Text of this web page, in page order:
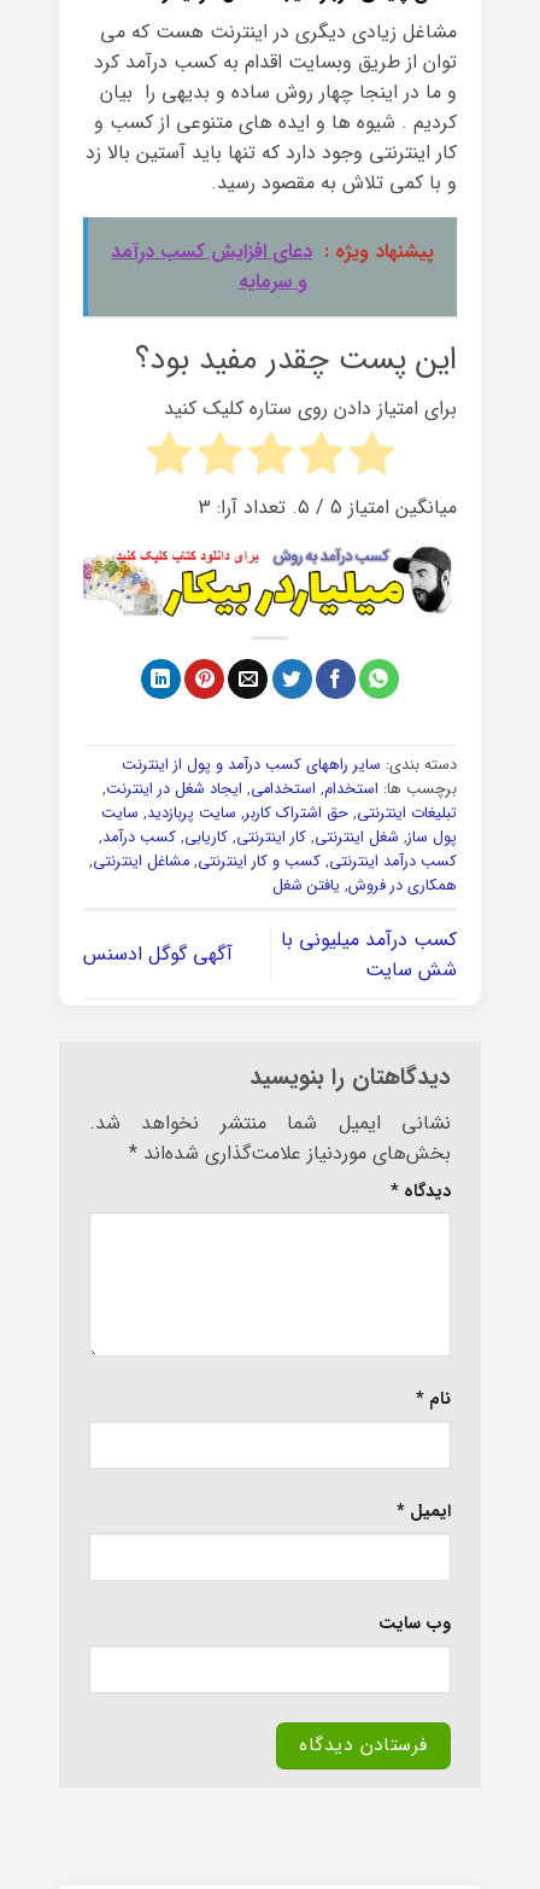
مشاغل زیادی دیگری در اینترنت هست که می
توان از طریق وبسایت اقدام به کسب درآمد کرد
و ما در اینجا چهار روش ساده و بدیهی را بیان
کردیم . شیوه ها و ایده های متنوعی از کسب و
کار اینترنتی وجود دارد که تنها باید آستین بالا زد
و با کمی تلاش به مقصود رسید.
پیشنهاد ویژه : دعای افزایش کسب درآمد
و سرمایه
این پست چقدر مفید بود؟
برای امتیاز دادن روی ستاره کلیک کنید
میانگین امتیاز 5/ ۵. تعداد آرا: 3
دسته بندی: سایر راههای کسب درآمد و پول از اینترنت
برچسب ها: استخدام, استخدامی, ایجاد شغل در اینترنت,
تبلیغات اینترنتی, حق اشتراک کاربر, سایت پربازدید, سایت
پول ساز, شغل اینترنتی, کار اینترنتی, کاریابی, کسب درآمد,
کسب درآمد اینترنتی, کسب و کار اینترنتی, مشاغل اینترنتی,
همکاری در فروش, یافتن شغل
کسب درآمد میلیونی با
شش سایت
آگهی گوگل ادسنس
دیدگاهتان را بنویسید
نشانی ایمیل شما منتشر نخواهد شد.
بخش‌های موردنیاز علامت‌گذاری شده‌اند *
دیدگاه *
نام *
ایمیل *
وب‌ سایت